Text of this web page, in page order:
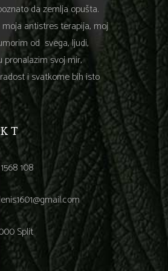
da zemlja opušta.
moja antistres terapija, moj
od svega, ljudi,
pronalazim svoj mir,
i svatkome bih isto
108
Split